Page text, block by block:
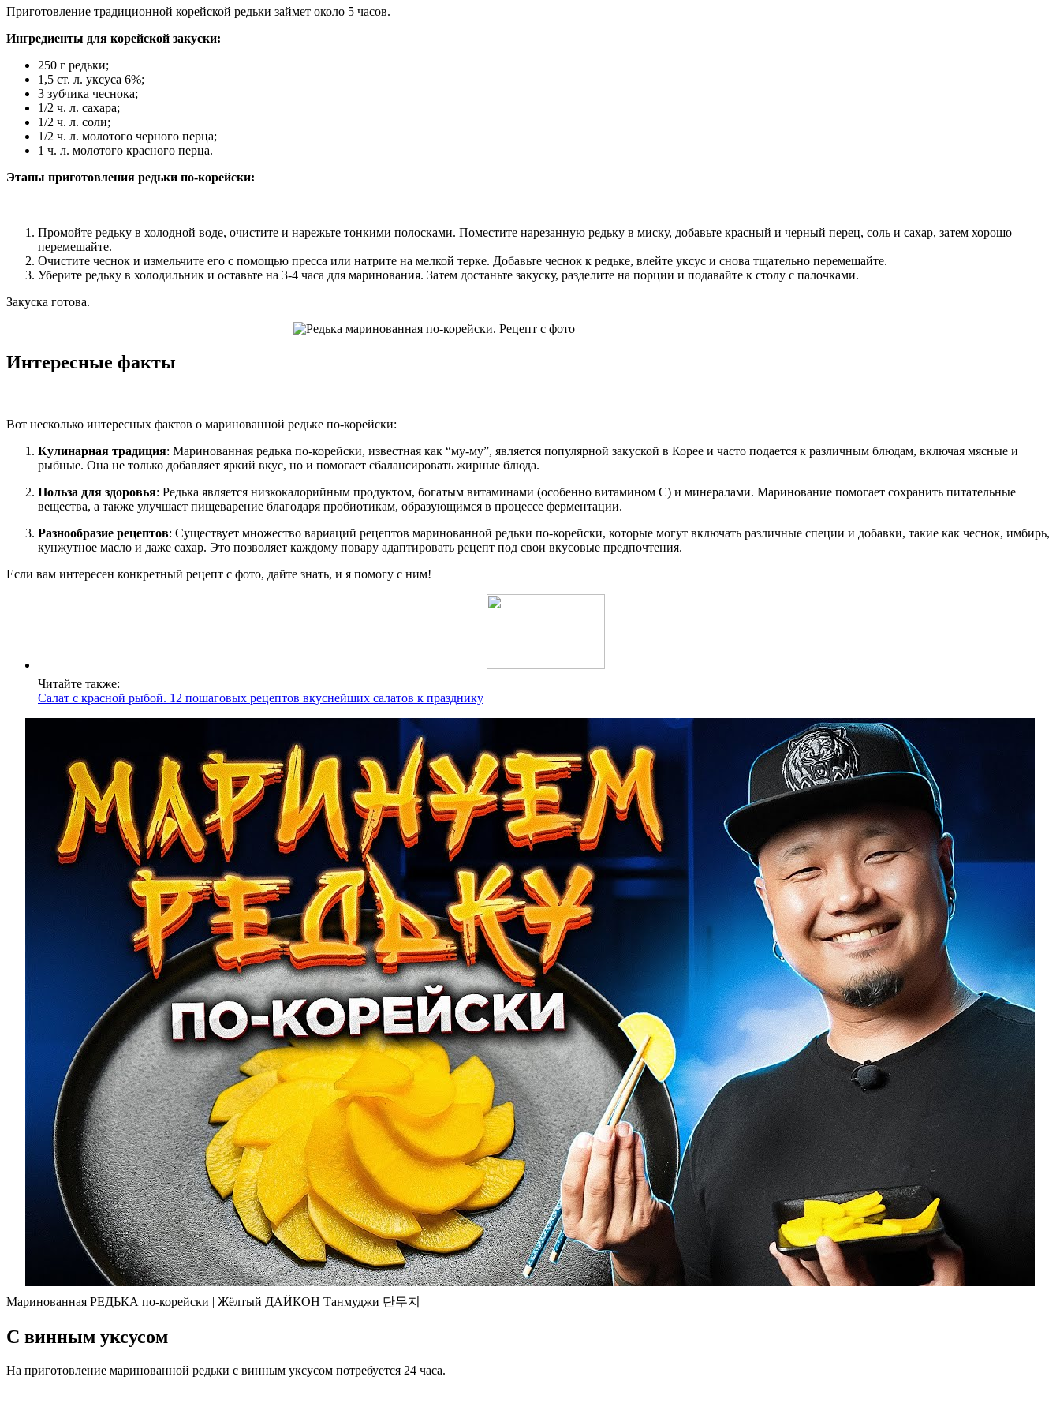
Приготовление традиционной корейской редьки займет около 5 часов.
Ингредиенты для корейской закуски:
250 г редьки;
1,5 ст. л. уксуса 6%;
3 зубчика чеснока;
1/2 ч. л. сахара;
1/2 ч. л. соли;
1/2 ч. л. молотого черного перца;
1 ч. л. молотого красного перца.
Этапы приготовления редьки по-корейски:
Промойте редьку в холодной воде, очистите и нарежьте тонкими полосками. Поместите нарезанную редьку в миску, добавьте красный и черный перец, соль и сахар, затем хорошо
перемешайте.
Очистите чеснок и измельчите его с помощью пресса или натрите на мелкой терке. Добавьте чеснок к редьке, влейте уксус и снова тщательно перемешайте.
Уберите редьку в холодильник и оставьте на 3-4 часа для маринования. Затем достаньте закуску, разделите на порции и подавайте к столу с палочками.
Закуска готова.
Интересные факты
Вот несколько интересных фактов о маринованной редьке по-корейски:
Кулинарная традиция: Маринованная редька по-корейски, известная как “му-му”, является популярной закуской в Корее и часто подается к различным блюдам, включая мясные и
рыбные. Она не только добавляет яркий вкус, но и помогает сбалансировать жирные блюда.
Польза для здоровья: Редька является низкокалорийным продуктом, богатым витаминами (особенно витамином C) и минералами. Маринование помогает сохранить питательные
вещества, а также улучшает пищеварение благодаря пробиотикам, образующимся в процессе ферментации.
Разнообразие рецептов: Существует множество вариаций рецептов маринованной редьки по-корейски, которые могут включать различные специи и добавки, такие как чеснок, имбирь,
кунжутное масло и даже сахар. Это позволяет каждому повару адаптировать рецепт под свои вкусовые предпочтения.
Если вам интересен конкретный рецепт с фото, дайте знать, и я помогу с ним!
Читайте также:
Салат с красной рыбой. 12 пошаговых рецептов вкуснейших салатов к празднику
Маринованная РЕДЬКА по-корейски | Жёлтый ДАЙКОН Танмуджи 단무지
С винным уксусом
На приготовление маринованной редьки с винным уксусом потребуется 24 часа.